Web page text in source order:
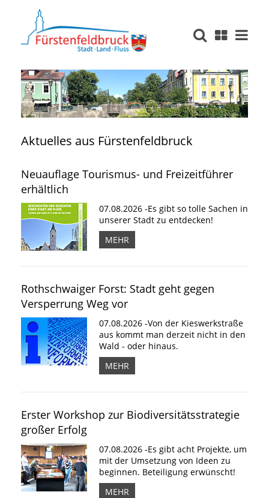
Aktuelles aus Fürstenfeldbruck
Neuauflage Tourismus- und Freizeitführer
erhältlich
07.08.2026 -Es gibt so tolle Sachen in
unserer Stadt zu entdecken!
MEHR
Rothschwaiger Forst: Stadt geht gegen
Versperrung Weg vor
07.08.2026 -Von der Kieswerkstraße
aus kommt man derzeit nicht in den
Wald - oder hinaus.
MEHR
Erster Workshop zur Biodiversitätsstrategie
großer Erfolg
07.08.2026 -Es gibt acht Projekte, um
mit der Umsetzung von Ideen zu
beginnen. Beteiligung erwünscht!
MEHR